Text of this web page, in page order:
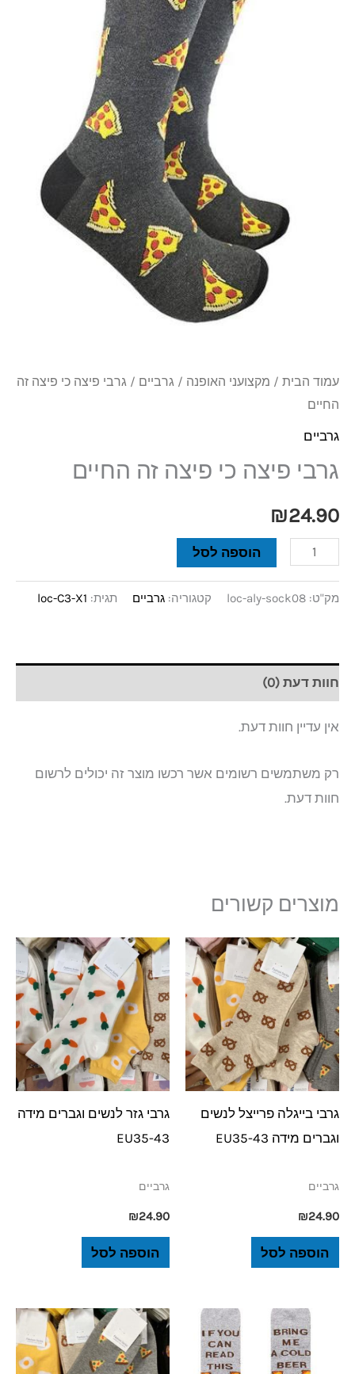
עמוד הבית / מקצועני האופנה / גרביים / גרבי פיצה כי פיצה זה
החיים
גרביים
גרבי פיצה כי פיצה זה החיים
₪24.90
הוספה לסל
מק"ט: loc-aly-sock08 קטגוריה: גרביים תגית: loc-C3-X1
חוות דעת (0)
אין עדיין חוות דעת.
רק משתמשים רשומים אשר רכשו מוצר זה יכולים לרשום
חוות דעת.
מוצרים קשורים
גרבי בייגלה פרייצל לנשים
וגברים מידה EU35-43
גרביים
₪24.90
הוספה לסל
גרבי גזר לנשים וגברים מידה
EU35-43
גרביים
₪24.90
הוספה לסל